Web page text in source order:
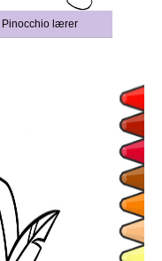
Pinocchio lærer